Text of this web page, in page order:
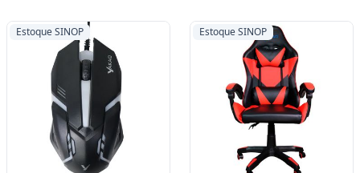
Estoque SINOP Estoque SINOP